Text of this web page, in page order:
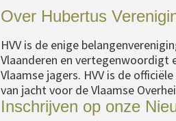
Over Hubertus
HVV is de enige
Vlaanderen en vertegenwoordigt
Vlaamse jagers. HVV is de
van jacht voor de Vlaamse
Inschrijven op onze